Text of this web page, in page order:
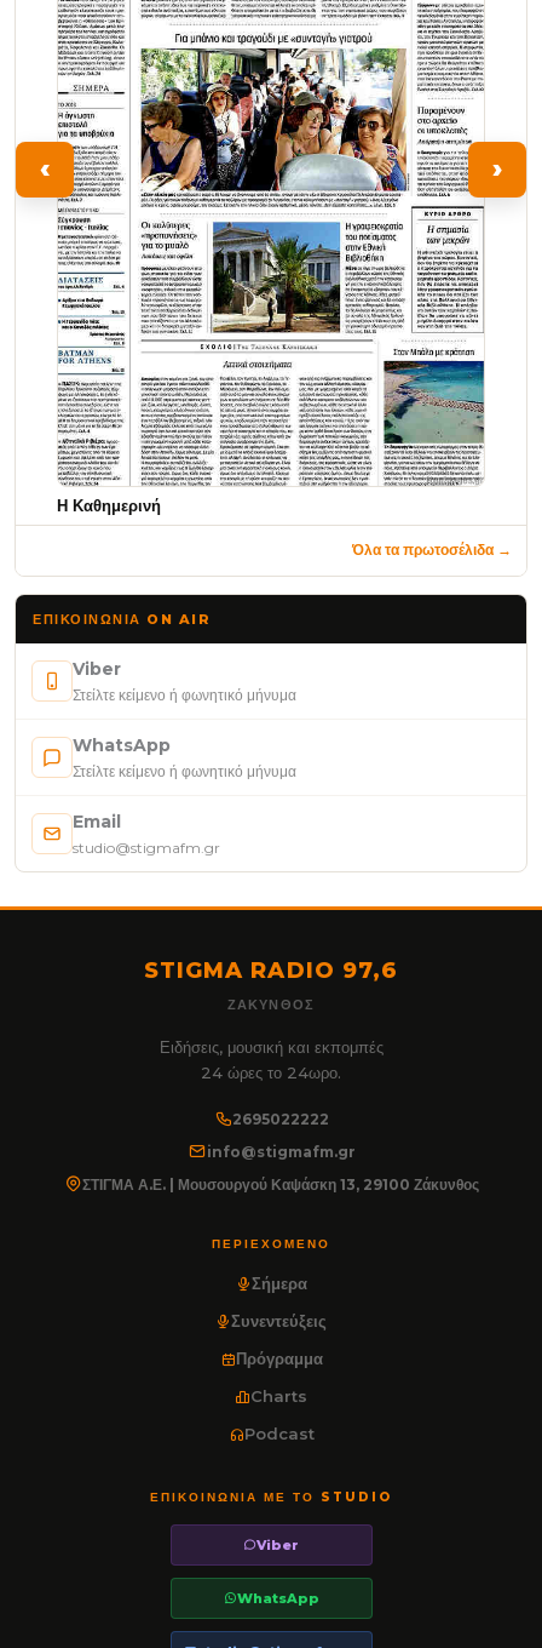
‹
Η Καθημερινή
›
Όλα τα πρωτοσέλιδα →
ΕΠΙΚΟΙΝΩΝΊΑ ON AIR
Viber
Στείλτε κείμενο ή φωνητικό μήνυμα
WhatsApp
Στείλτε κείμενο ή φωνητικό μήνυμα
Email
studio@stigmafm.gr
STIGMA RADIO 97,6
ΖΆΚΥΝΘΟΣ
Ειδήσεις, μουσική και εκπομπές
24 ώρες το 24ωρο.
2695022222
info@stigmafm.gr
ΣΤΙΓΜΑ Α.Ε. | Μουσουργού Καψάσκη 13, 29100 Ζάκυνθος
ΠΕΡΙΕΧΌΜΕΝΟ
Σήμερα
Συνεντεύξεις
Πρόγραμμα
Charts
Podcast
ΕΠΙΚΟΙΝΩΝΊΑ ΜΕ ΤΟ STUDIO
Viber
WhatsApp